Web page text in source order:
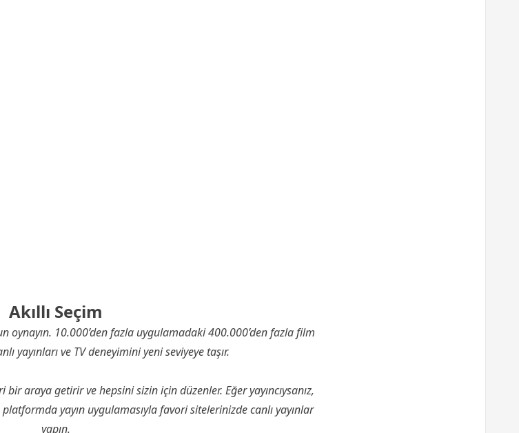
Akıllı Seçim
oynayın. 10.000’den fazla uygulamadaki 400.000’den fazla film
yayınları ve TV deneyimini yeni seviyeye taşır.
araya getirir ve hepsini sizin için düzenler. Eğer yayıncıysanız,
yayın uygulamasıyla favori sitelerinizde canlı yayınlar
yapın.